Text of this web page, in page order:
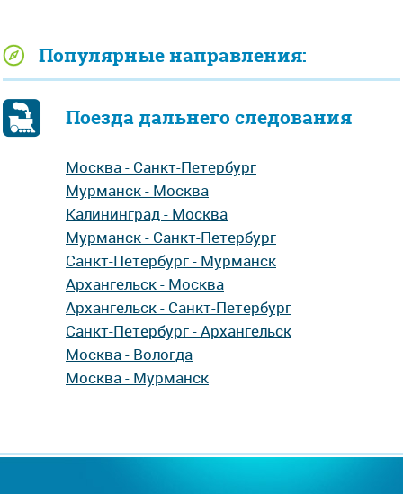
Популярные направления:
Поезда дальнего следования
Москва - Санкт-Петербург
Мурманск - Москва
Калининград - Москва
Мурманск - Санкт-Петербург
Санкт-Петербург - Мурманск
Архангельск - Москва
Архангельск - Санкт-Петербург
Санкт-Петербург - Архангельск
Москва - Вологда
Москва - Мурманск